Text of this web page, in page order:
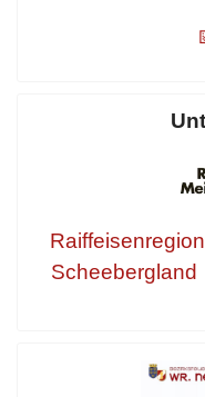
Scheebergland